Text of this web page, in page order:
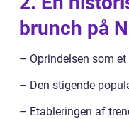
brunch på
– Oprindelsen som
– Den stigende
– Etableringen af